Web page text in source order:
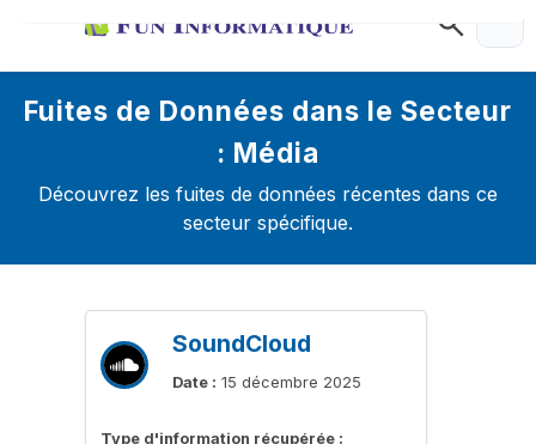
Fuites de Données dans le Secteur
: Média
Découvrez les fuites de données récentes dans ce
secteur spécifique.
SoundCloud
Date : 15 décembre 2025
Type d'information récupérée :